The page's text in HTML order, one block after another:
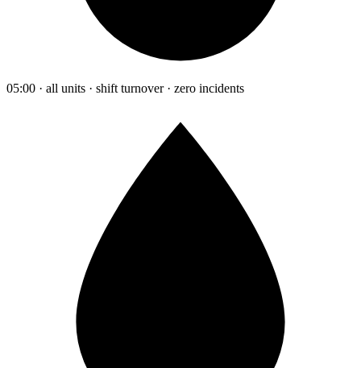
05:00 · all units · shift turnover · zero incidents